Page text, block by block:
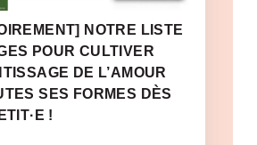
NOTRE LISTE
POUR CULTIVER
DE L’AMOUR
SES FORMES DÈS
!